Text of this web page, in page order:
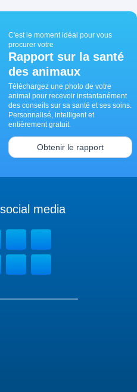
C'est le moment idéal pour vous
procurer votre
Rapport sur la santé
des animaux
Téléchargez une photo de votre
animal pour recevoir instantanément
des conseils sur sa santé et ses soins.
Personnalisé, intelligent et
entièrement gratuit.
Obtenir le rapport
media